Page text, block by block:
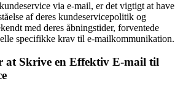
via e-mail, er det vigtigt at have
af deres kundeservicepolitik og
med deres åbningstider, forventede
specifikke krav til e-mailkommunikation.
at Skrive en Effektiv E-mail til